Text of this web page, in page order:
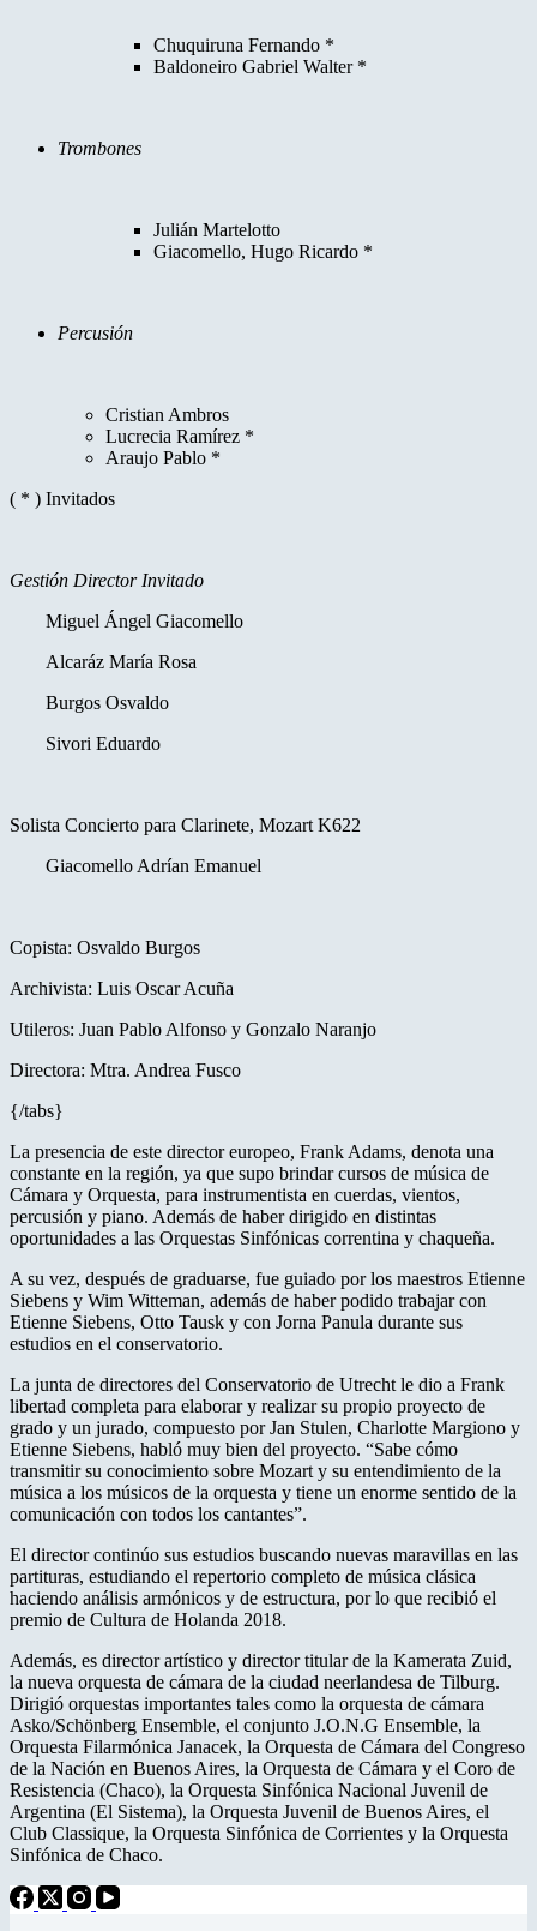
Chuquiruna Fernando *
Baldoneiro Gabriel Walter *
Trombones
Julián Martelotto
Giacomello, Hugo Ricardo *
Percusión
Cristian Ambros
Lucrecia Ramírez *
Araujo Pablo *
( * ) Invitados
Gestión Director Invitado
Miguel Ángel Giacomello
Alcaráz María Rosa
Burgos Osvaldo
Sivori Eduardo
Solista Concierto para Clarinete, Mozart K622
Giacomello Adrían Emanuel
Copista: Osvaldo Burgos
Archivista: Luis Oscar Acuña
Utileros: Juan Pablo Alfonso y Gonzalo Naranjo
Directora: Mtra. Andrea Fusco
{/tabs}
La presencia de este director europeo, Frank Adams, denota una
constante en la región, ya que supo brindar cursos de música de
Cámara y Orquesta, para instrumentista en cuerdas, vientos,
percusión y piano. Además de haber dirigido en distintas
oportunidades a las Orquestas Sinfónicas correntina y chaqueña.
A su vez, después de graduarse, fue guiado por los maestros Etienne
Siebens y Wim Witteman, además de haber podido trabajar con
Etienne Siebens, Otto Tausk y con Jorna Panula durante sus
estudios en el conservatorio.
La junta de directores del Conservatorio de Utrecht le dio a Frank
libertad completa para elaborar y realizar su propio proyecto de
grado y un jurado, compuesto por Jan Stulen, Charlotte Margiono y
Etienne Siebens, habló muy bien del proyecto. “Sabe cómo
transmitir su conocimiento sobre Mozart y su entendimiento de la
música a los músicos de la orquesta y tiene un enorme sentido de la
comunicación con todos los cantantes”.
El director continúo sus estudios buscando nuevas maravillas en las
partituras, estudiando el repertorio completo de música clásica
haciendo análisis armónicos y de estructura, por lo que recibió el
premio de Cultura de Holanda 2018.
Además, es director artístico y director titular de la Kamerata Zuid,
la nueva orquesta de cámara de la ciudad neerlandesa de Tilburg.
Dirigió orquestas importantes tales como la orquesta de cámara
Asko/Schönberg Ensemble, el conjunto J.O.N.G Ensemble, la
Orquesta Filarmónica Janacek, la Orquesta de Cámara del Congreso
de la Nación en Buenos Aires, la Orquesta de Cámara y el Coro de
Resistencia (Chaco), la Orquesta Sinfónica Nacional Juvenil de
Argentina (El Sistema), la Orquesta Juvenil de Buenos Aires, el
Club Classique, la Orquesta Sinfónica de Corrientes y la Orquesta
Sinfónica de Chaco.